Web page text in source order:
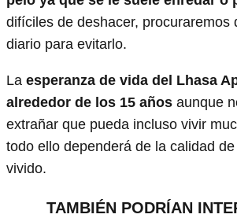
difíciles de deshacer, procuraremos
diario para evitarlo.
La esperanza de vida del Lhasa
alrededor de los 15 años aunque
extrañar que pueda incluso vivir
todo ello dependerá de la calidad
vivido.
TAMBIÉN PODRÍAN